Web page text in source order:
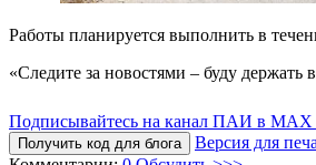
Работы планируется выполнить в
«Следите за новостями – буду держать
Подписывайтесь на канал ПАИ в MAХ
Получить код для блога
Версия для